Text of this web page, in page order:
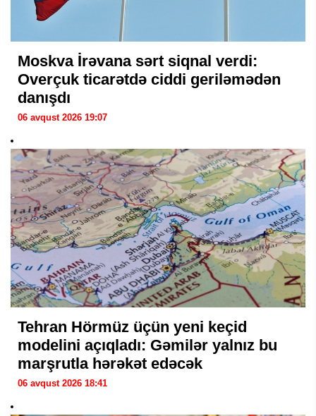
Moskva İrəvana sərt siqnal verdi:
Overçuk ticarətdə ciddi geriləmədən
danışdı
06 avqust 2026 19:07
Tehran Hörmüz üçün yeni keçid
modelini açıqladı: Gəmilər yalnız bu
marşrutla hərəkət edəcək
06 avqust 2026 18:41